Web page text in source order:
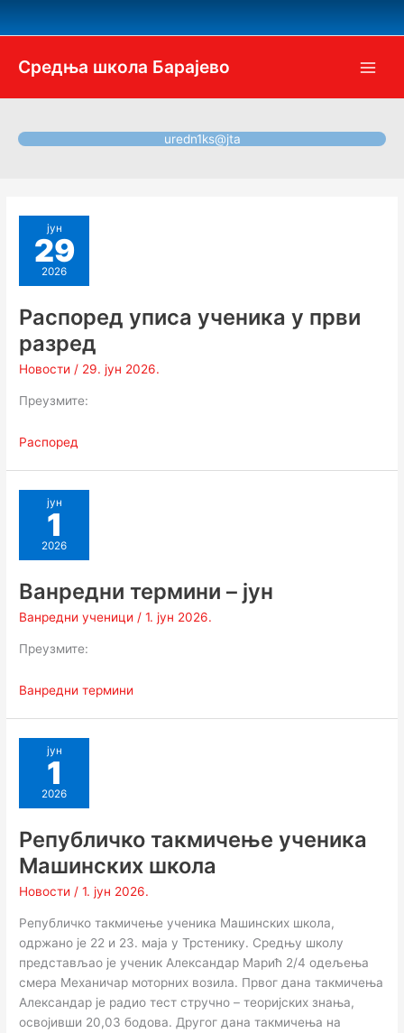
Средња школа Барајево
uredn1ks@jta
јун
29
2026
Распоред уписа ученика у први
разред
Новости / 29. јун 2026.
Преузмите:
Распоред
јун
1
2026
Ванредни термини – јун
Ванредни ученици /1. јун 2026.
Преузмите:
Ванредни термини
јун
1
2026
Републичко такмичење ученика
Машинских школа
Новости /1. јун 2026.
Републичко такмичење ученика Машинских школа,
одржано је 22 и 23. маја у Трстенику. Средњу школу
представљао је ученик Александар Марић 2/4 одељења
смера Механичар моторних возила. Првог дана такмичења
Александар је радио тест стручно – теоријских знања,
освојивши 20,03 бодова. Другог дана такмичења на